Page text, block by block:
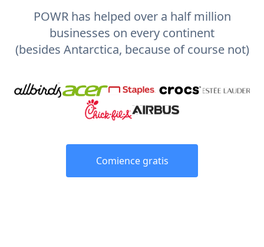
POWR has helped over a half million
businesses on every continent
(besides Antarctica, because of course not)
Comience gratis